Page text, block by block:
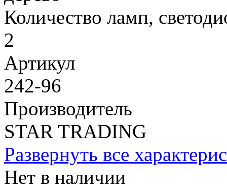
Количество ламп,
2
Артикул
242-96
Производитель
STAR TRADING
Развернуть все
Нет в наличии